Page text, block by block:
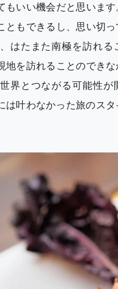
もいい機会だと思いま
ともできるし、思い切
はたまた南極を訪れる
地を訪れることのでき
界とつながる可能性が
叶わなかった旅のスタ